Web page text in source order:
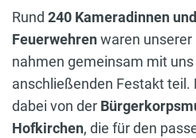
Rund 240 Kameradinnen
Feuerwehrenwaren unserer
nahmen gemeinsam mit
anschließenden Festakt
dabei von der
Hofkirchen, die für den